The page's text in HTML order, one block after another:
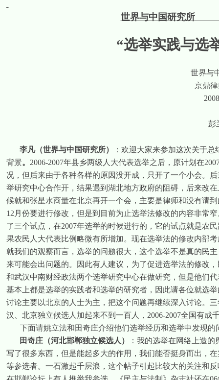
世界与中国研究所
“选举实践与选
世界与
京鼎
彭
李凡（世界与中国研究所）
：欢迎大家来参加这次关于总
背景。 2006-2007年县乡两级人大代表选举之后，原计划在
况，但后来由于各种各样的原因没开成，只开了一个小会。
举研究中心合作开，结果遇到湖北地方政府的阻碍，后来改
候就和张星水商量在北京再开一个会，主要是律师和没有请
12 月份要进行修改，但是到目前为止选举法修改的内容非常窄
了三个试点，在2007年选举的时候进行的，它的试点就是农
果农民人大代表比例略微有所增加。现在选举法的修改内部
就我们的观察而言，选举的问题很大，这个选举不是真的民
来可能会出问题的。因此有人建议，为了促进选举法的修改
和武汉中南财经政法两个选举研究中心在做研究，但是他们
基本上都是选举的实践者和选举的研究者，因此请各位就选
讨论主要以北京的人士为主，把这个问题再继续深入讨论。
汉、北京独立候选人加起来不到一百人， 2006-2007全国有成
下面请姚立法和田奇庄介绍他们选举经历和选举中发现的
田奇庄（河北邯郸独立候选人）
：我的选举在网络上造的
写了很多东西，但是能起多大的作用，我们能否挺身而出，
等参选者。一石激起千层浪，这个帖子引起比较大的关注和